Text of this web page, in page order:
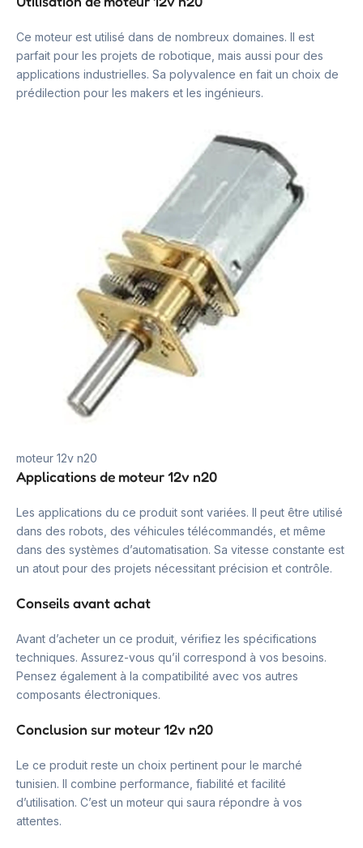
Ce moteur est utilisé dans de nombreux domaines. Il est
parfait pour les projets de robotique, mais aussi pour des
applications industrielles. Sa polyvalence en fait un choix de
prédilection pour les makers et les ingénieurs.
moteur 12v n20
Applications de moteur 12v n20
Les applications du ce produit sont variées. Il peut être utilisé
dans des robots, des véhicules télécommandés, et même
dans des systèmes d’automatisation. Sa vitesse constante est
un atout pour des projets nécessitant précision et contrôle.
Conseils avant achat
Avant d’acheter un ce produit, vérifiez les spécifications
techniques. Assurez-vous qu’il correspond à vos besoins.
Pensez également à la compatibilité avec vos autres
composants électroniques.
Conclusion sur moteur 12v n20
Le ce produit reste un choix pertinent pour le marché
tunisien. Il combine performance, fiabilité et facilité
d’utilisation. C’est un moteur qui saura répondre à vos
attentes.